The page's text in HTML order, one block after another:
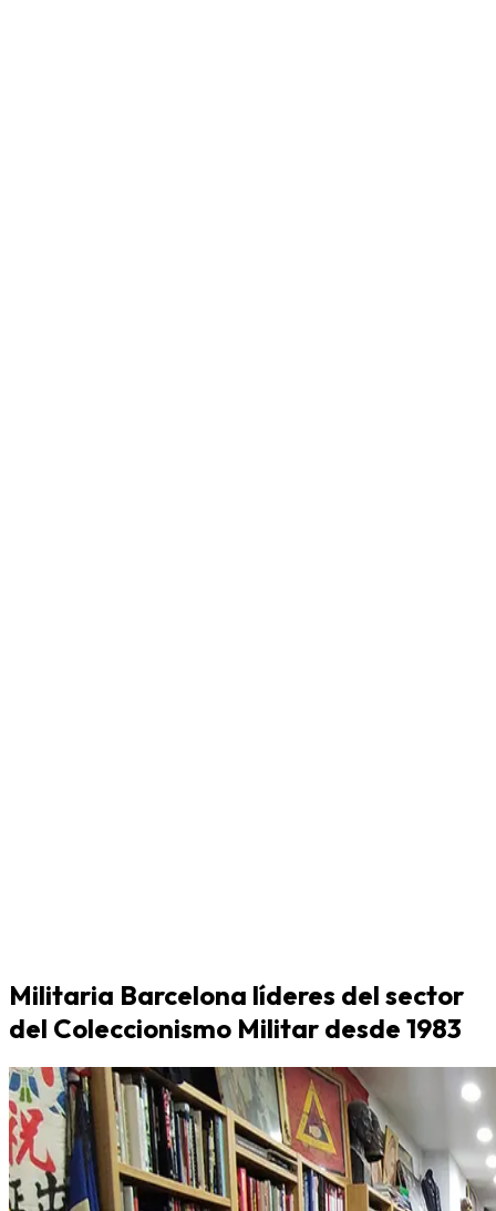
Militaria Barcelona líderes del sector
del Coleccionismo Militar desde 1983